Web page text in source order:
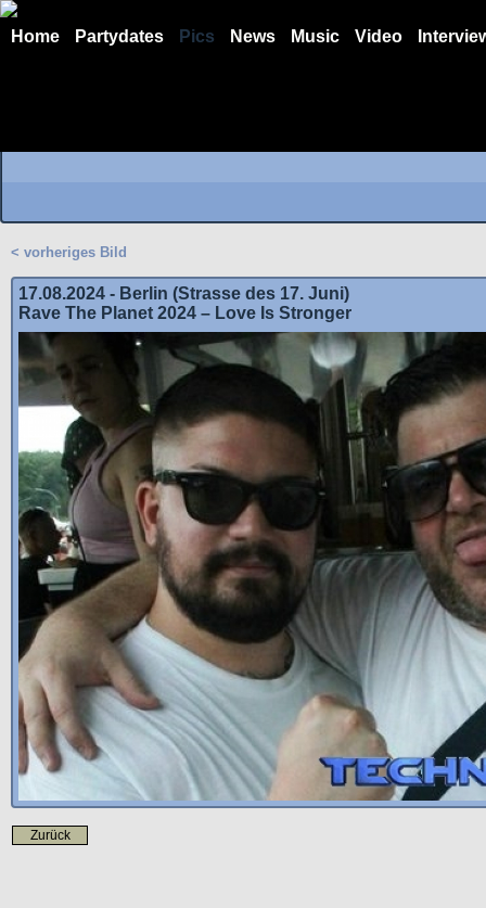
Home Partydates Pics News Music Video
< vorheriges Bild
17.08.2024 - Berlin (Strasse des 17. Juni)
Rave The Planet 2024 – Love Is Stronger